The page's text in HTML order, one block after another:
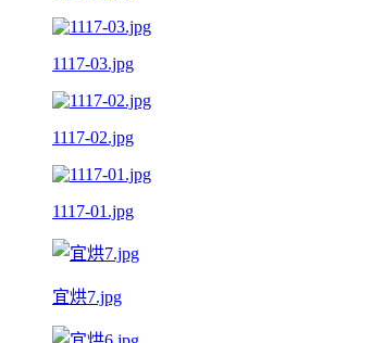
1117-03.jpg
1117-02.jpg
1117-01.jpg
宜烘7.jpg